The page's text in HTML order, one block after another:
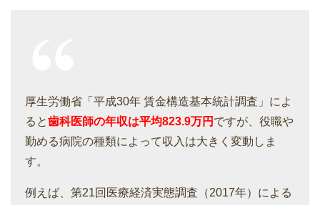
厚生労働省「平成30年 賃金構造基本統計調査」によ
ると歯科医師の年収は平均823.9万円 ですが、 役職や
勤める病院の種類によって収入は大きく変動 しま
す。
例えば、第21回医療経済実態調査（2017年）による